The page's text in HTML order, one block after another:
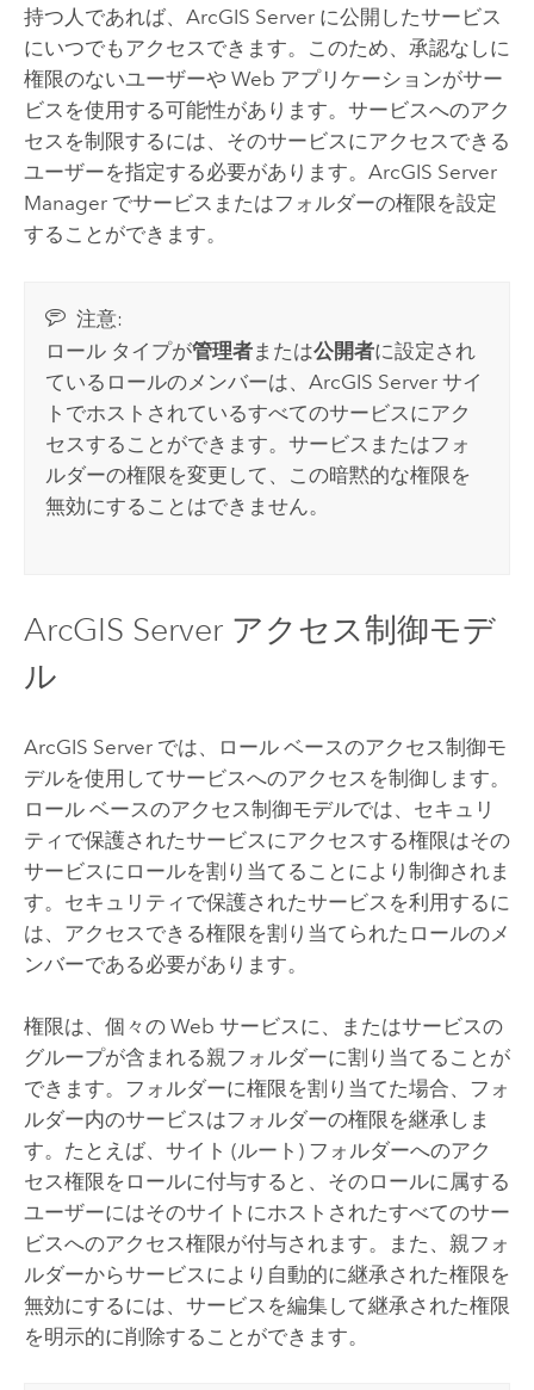
持つ人であれば、 ArcGIS Serverに公開したサービス
にいつでもアクセスできます。このため、承認なしに
権限のないユーザーや Web アプリケーションがサー
ビスを使用する可能性があります。サービスへのアク
セスを制限するには、そのサービスにアクセスできる
ユーザーを指定する必要があります。 ArcGIS Server
Manager でサービスまたはフォルダーの権限を設定
することができます。
注意:
ロール タイプが管理者または公開者に設定され
ているロールのメンバーは、ArcGIS Server サイ
トでホストされているすべてのサービスにアク
セスすることができます。サービスまたはフォ
ルダーの権限を変更して、この暗黙的な権限を
無効にすることはできません。
ArcGIS Serverアクセス制御モデ
ル
ArcGIS Serverでは、ロール ベースのアクセス制御モ
デルを使用してサービスへのアクセスを制御します。
ロール ベースのアクセス制御モデルでは、セキュリ
ティで保護されたサービスにアクセスする権限はその
サービスにロールを割り当てることにより制御されま
す。セキュリティで保護されたサービスを利用するに
は、アクセスできる権限を割り当てられたロールのメ
ンバーである必要があります。
権限は、個々の Web サービスに、またはサービスの
グループが含まれる親フォルダーに割り当てることが
できます。フォルダーに権限を割り当てた場合、フォ
ルダー内のサービスはフォルダーの権限を継承しま
す。たとえば、サイト (ルート) フォルダーへのアク
セス権限をロールに付与すると、そのロールに属する
ユーザーにはそのサイトにホストされたすべてのサー
ビスへのアクセス権限が付与されます。また、親フォ
ルダーからサービスにより自動的に継承された権限を
無効にするには、サービスを編集して継承された権限
を明示的に削除することができます。